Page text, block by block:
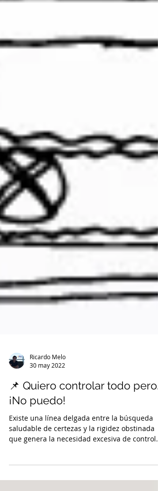
Ricardo Melo
30 may 2022
📌 Quiero controlar todo pero…
¡No puedo!
saludable de certezas y la rigidez obstinada
que genera la necesidad excesiva de control.